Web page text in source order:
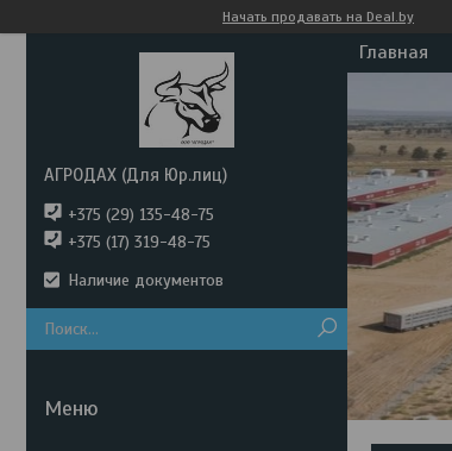
Начать продавать на Deal.by
Главная
АГРОДАХ (Для Юр.лиц)
+375 (29) 135-48-75
+375 (17) 319-48-75
Наличие документов